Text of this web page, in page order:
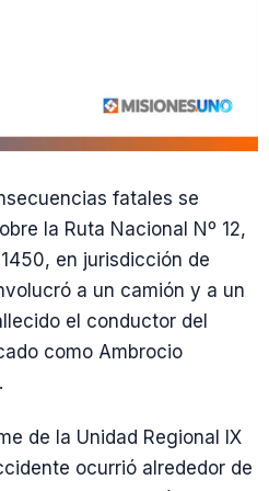
fatales se
la Ruta Nacional Nº 12,
en jurisdicción de
a un camión y a un
el conductor del
como Ambrocio
de la Unidad Regional IX
ocurrió alrededor de